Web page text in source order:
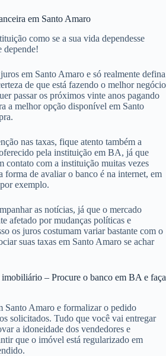
em Santo Amaro
como se a sua vida dependesse
depende!
em Santo Amaro e só realmente defina
de que está fazendo o melhor negócio
passar os próximos vinte anos pagando
a melhor opção disponível em Santo
nas taxas, fique atento também a
pela instituição em BA, já que
contato com a instituição muitas vezes
forma de avaliar o banco é na internet, em
exemplo.
as notícias, já que o mercado
afetado por mudanças políticas e
os juros costumam variar bastante com o
suas taxas em Santo Amaro se achar
– Procure o banco em BA e faça
Santo Amaro e formalizar o pedido
solicitados. Tudo que você vai entregar
a idoneidade dos vendedores e
que o imóvel está regularizado em